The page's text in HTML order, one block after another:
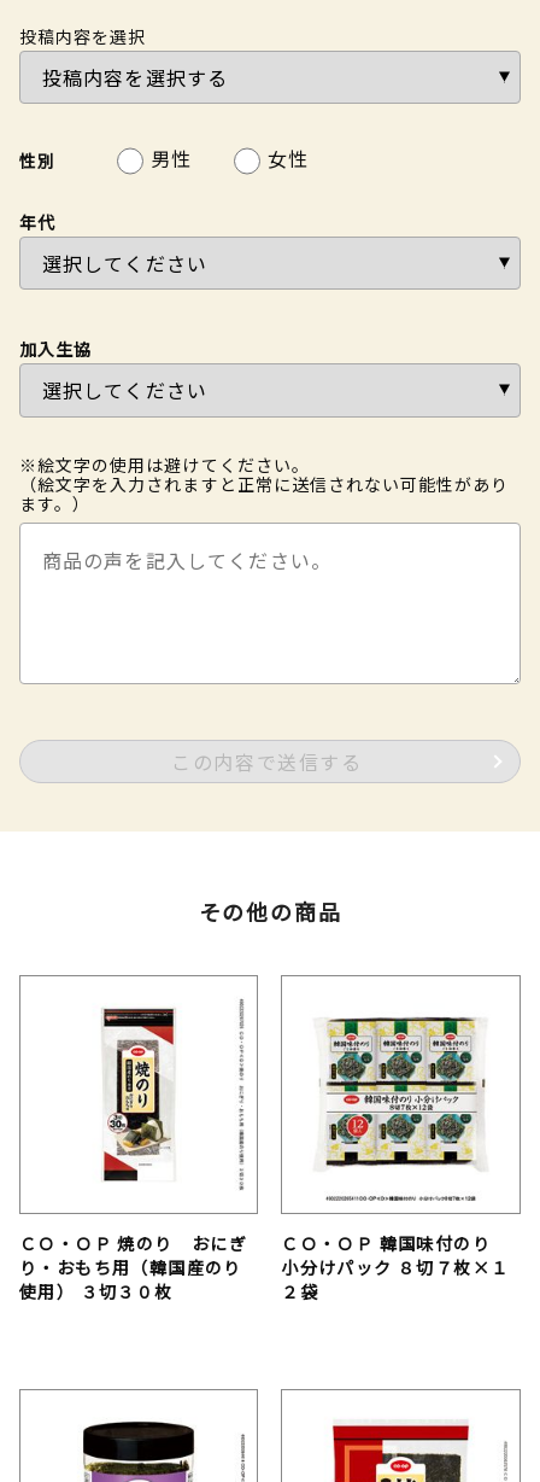
投稿内容を選択
性別 男性 女性
年代
加入生協
※絵文字の使用は避けてください。
（絵文字を入力されますと正常に送信されない可能性があり
ます。）
この内容で送信する
その他の商品
ＣＯ・ＯＰ 焼のり おにぎ
り・おもち用（韓国産のり
使用） ３切３０枚
ＣＯ・ＯＰ 韓国味付のり
小分けパック ８切７枚×１
２袋